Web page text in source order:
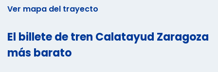
Ver mapa del trayecto
El billete de tren Calatayud Zaragoza
más barato